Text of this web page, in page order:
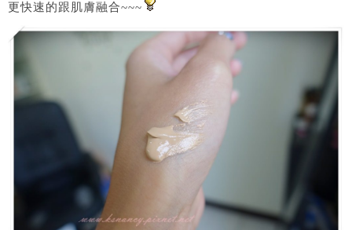
更快速的跟肌膚融合~~~